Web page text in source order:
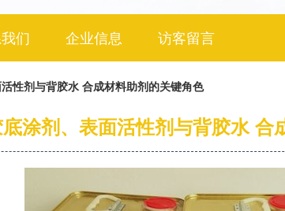
们 企业信息 访客留言
性剂与背胶水 合成材料助剂的关键角色
涂剂、表面活性剂与背胶水 合